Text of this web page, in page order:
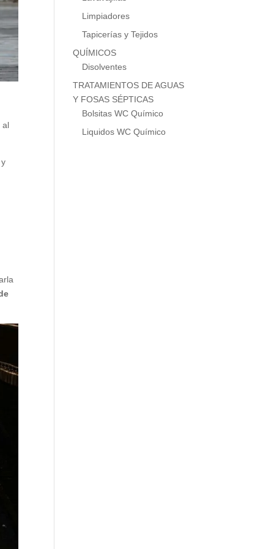
al
y
Limpiadores
Tapicerías y Tejidos
QUÍMICOS
Disolventes
TRATAMIENTOS DE AGUAS
Y FOSAS SÉPTICAS
Bolsitas WC Químico
Liquidos WC Químico